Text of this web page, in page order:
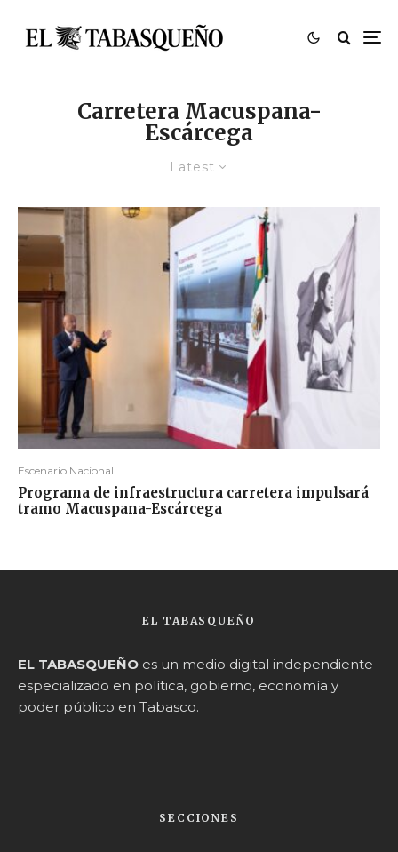
Carretera Macuspana-
Escárcega
Latest
Escenario Nacional
Programa de infraestructura carretera impulsará
tramo Macuspana-Escárcega
EL TABASQUEÑO
EL TABASQUEÑO es un medio digital independiente
especializado en política, gobierno, economía y
poder público en Tabasco.
SECCIONES